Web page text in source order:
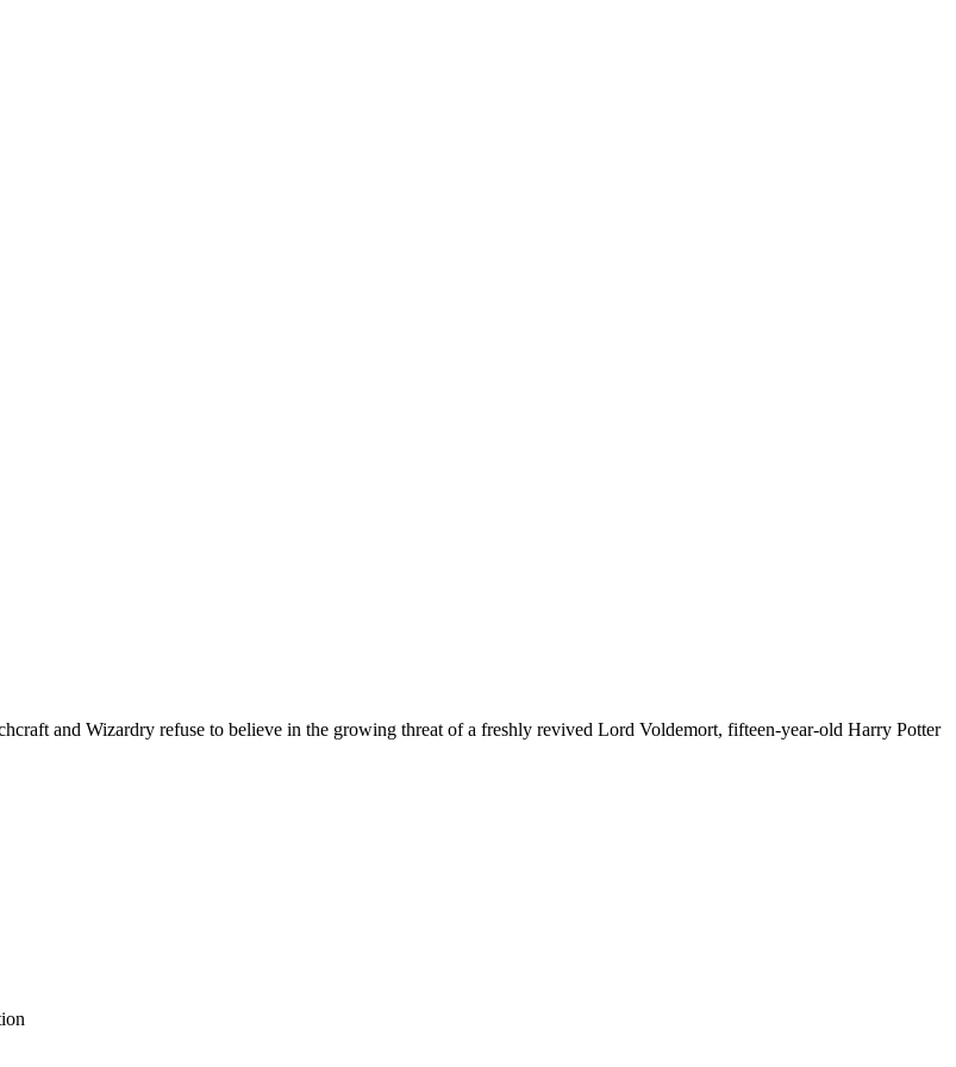
and Wizardry refuse to believe in the growing threat of a freshly revived Lord Voldemort, fifteen-year-old Harry Potter